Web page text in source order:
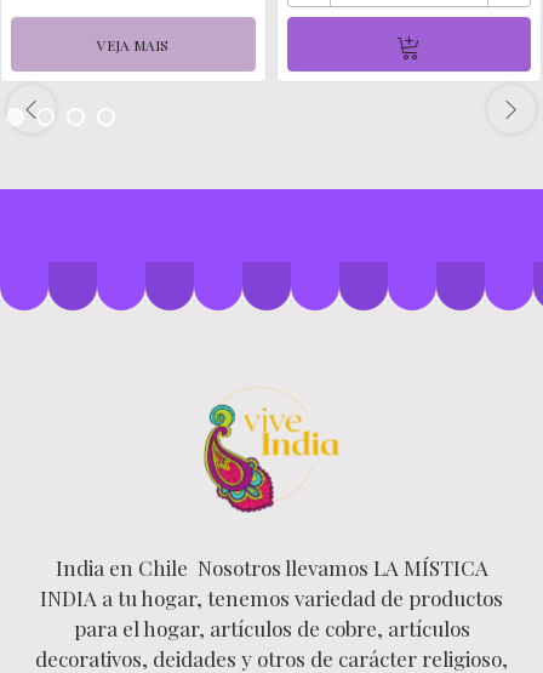
VEJA MAIS
India en Chile Nosotros llevamos LA MÍSTICA
INDIA a tu hogar, tenemos variedad de productos
para el hogar, artículos de cobre, artículos
decorativos, deidades y otros de carácter religioso,